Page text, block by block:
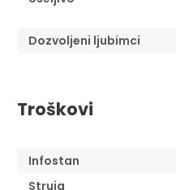
Dozvoljeni ljubimci
Troškovi
Infostan
Struja